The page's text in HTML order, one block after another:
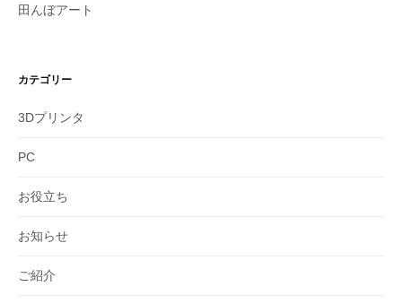
田んぼアート
カテゴリー
3Dプリンタ
PC
お役立ち
お知らせ
ご紹介